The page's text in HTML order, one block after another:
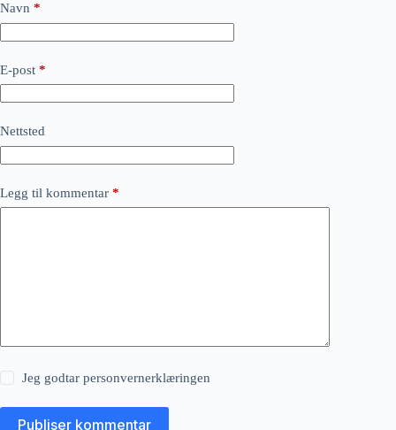
Navn *
E-post *
Nettsted
Legg til kommentar *
Jeg godtarpersonvernerklæringen
Publiser kommentar